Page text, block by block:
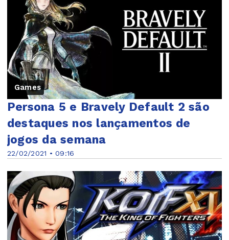
Games
22/02/2021 • 09:16
Persona 5 e Bravely Default 2 são
destaques nos lançamentos de
jogos da semana